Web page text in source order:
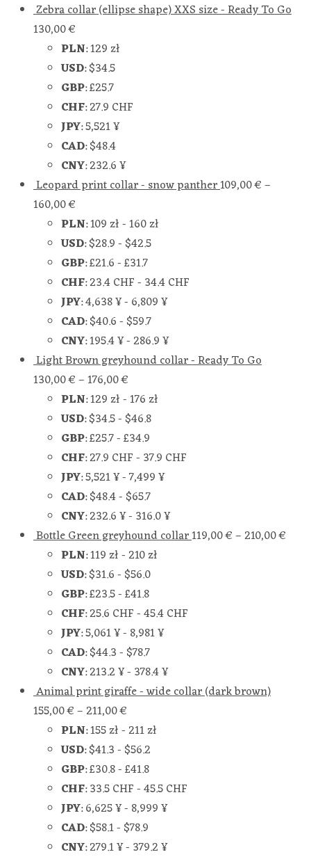
Zebra collar (ellipse shape) XXS size - Ready To Go
130,00€
PLN:129 zł
USD:$34.5
GBP:£25.7
CHF:27.9 CHF
JPY:5,521 ¥
CAD:$48.4
CNY:232.6 ¥
Leopard print collar - snow panther109,00€–
160,00€
PLN:109 zł-160 zł
USD:$28.9- $42.5
GBP:£21.6-£31.7
CHF:23.4 CHF- 34.4 CHF
JPY:4,638 ¥- 6,809 ¥
CAD:$40.6- $59.7
CNY:195.4 ¥- 286.9 ¥
Light Brown greyhound collar - Ready To Go
130,00€–176,00€
PLN:129 zł-176 zł
USD:$34.5- $46.8
GBP:£25.7-£34.9
CHF:27.9 CHF- 37.9 CHF
JPY:5,521 ¥-7,499 ¥
CAD:$48.4- $65.7
CNY:232.6 ¥- 316.0 ¥
Bottle Green greyhound collar119,00€– 210,00€
PLN:119 zł- 210 zł
USD:$31.6- $56.0
GBP:£23.5-£41.8
CHF:25.6 CHF-45.4 CHF
JPY:5,061 ¥- 8,981 ¥
CAD:$44.3- $78.7
CNY:213.2 ¥- 378.4 ¥
Animal print giraffe - wide collar (dark brown)
155,00€– 211,00€
PLN:155 zł- 211 zł
USD:$41.3- $56.2
GBP:£30.8-£41.8
CHF:33.5 CHF-45.5 CHF
JPY:6,625 ¥- 8,999 ¥
CAD:$58.1- $78.9
CNY:279.1 ¥- 379.2 ¥